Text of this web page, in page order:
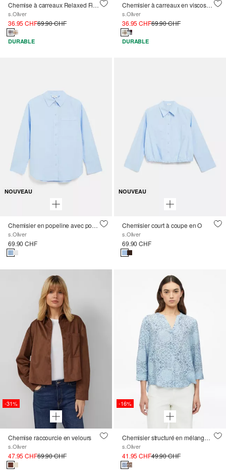
Chemise à carreaux Relaxed Fit avec col à volants
s.Oliver
36.95 CHF69.90 CHF
DURABLE
Chemisier à carreaux en viscose mélangée avec fronces
s.Oliver
36.95 CHF69.90 CHF
DURABLE
NOUVEAU
Chemisier en popeline avec poche poitrine
s.Oliver
69.90 CHF
NOUVEAU
Chemisier court à coupe en O
s.Oliver
69.90 CHF
-31%
Chemise raccourcie en velours
s.Oliver
47.95 CHF69.90 CHF
-16%
Chemisier structuré en mélange de viscose
s.Oliver
41.95 CHF49.90 CHF